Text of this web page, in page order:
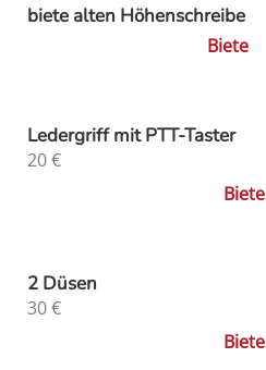
biete alten Höhenschreibe
Biete
Ledergriff mit PTT-Taster
20€
Biete
2 Düsen
30€
Biete